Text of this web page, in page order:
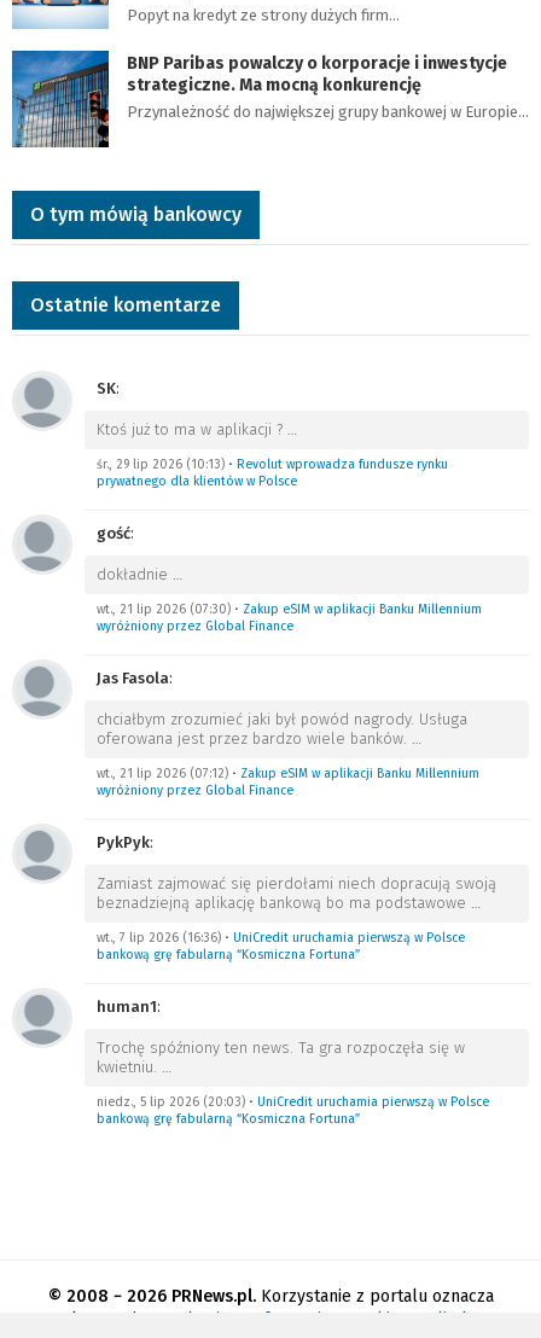
Popyt na kredyt ze strony dużych firm…
BNP Paribas powalczy o korporacje i inwestycje
strategiczne. Ma mocną konkurencję
Przynależność do największej grupy bankowej w Europie…
O tym mówią bankowcy
Ostatnie komentarze
SK:
Ktoś już to ma w aplikacji ? …
śr., 29 lip 2026 (10:13) • Revolut wprowadza fundusze rynku
prywatnego dla klientów w Polsce
gość:
dokładnie …
wt., 21 lip 2026 (07:30) • Zakup eSIM w aplikacji Banku Millennium
wyróżniony przez Global Finance
Jas Fasola:
chciałbym zrozumieć jaki był powód nagrody. Usługa
oferowana jest przez bardzo wiele banków. …
wt., 21 lip 2026 (07:12) • Zakup eSIM w aplikacji Banku Millennium
wyróżniony przez Global Finance
PykPyk:
Zamiast zajmować się pierdołami niech dopracują swoją
beznadziejną aplikację bankową bo ma podstawowe …
wt., 7 lip 2026 (16:36) • UniCredit uruchamia pierwszą w Polsce
bankową grę fabularną “Kosmiczna Fortuna”
human1:
Trochę spóźniony ten news. Ta gra rozpoczęła się w
kwietniu. …
niedz., 5 lip 2026 (20:03) • UniCredit uruchamia pierwszą w Polsce
bankową grę fabularną “Kosmiczna Fortuna”
© 2008 − 2026 PRNews.pl.Korzystanie z portalu oznacza
akceptację
regulaminu Informacja o cookies
Polityka